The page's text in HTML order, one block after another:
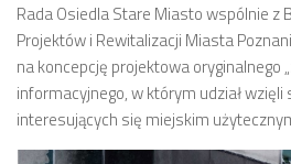
Komisje i koordynatorzy
Dyżury
Sesje
Rada Osiedla Stare Miasto wspólnie z
Projektów i Rewitalizacji Miasta
na koncepcję projektowa oryginalnego
informacyjnego, w którym udział
interesujących się miejskim